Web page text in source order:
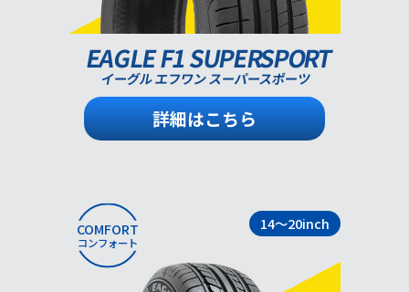
EAGLE F1 SUPERSPORT
イーグル エフワン スーパースポーツ
詳細はこちら
COMFORT
コンフォート
14～20inch